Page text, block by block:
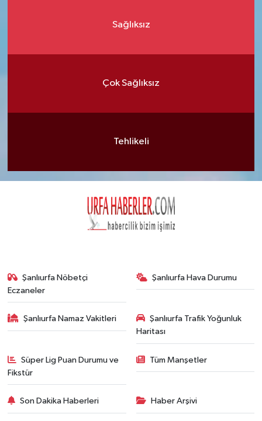
Sağlıksız
Çok Sağlıksız
Tehlikeli
Şanlıurfa Nöbetçi
Eczaneler
Şanlıurfa Hava Durumu
Şanlıurfa Namaz Vakitleri
Şanlıurfa Trafik Yoğunluk
Haritası
Süper Lig Puan Durumu ve
Fikstür
Tüm Manşetler
Son Dakika Haberleri Haber Arşivi